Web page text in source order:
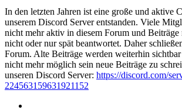
In den letzten Jahren ist eine große und aktive
unserem Discord Server entstanden. Viele
nicht mehr aktiv in diesem Forum und Beiträge
nicht oder nur spät beantwortet. Daher
Forum. Alte Beiträge werden weiterhin
nicht mehr möglich sein neue Beiträge zu
unseren Discord Server: https://discord.com/
224563159631921152